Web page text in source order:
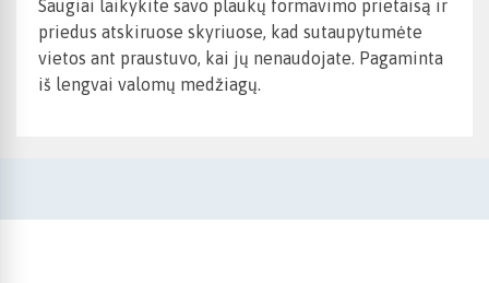
Saugiai laikykite savo plaukų formavimo prietaisą ir
priedus atskiruose skyriuose, kad sutaupytumėte
vietos ant praustuvo, kai jų nenaudojate. Pagaminta
iš lengvai valomų medžiagų.